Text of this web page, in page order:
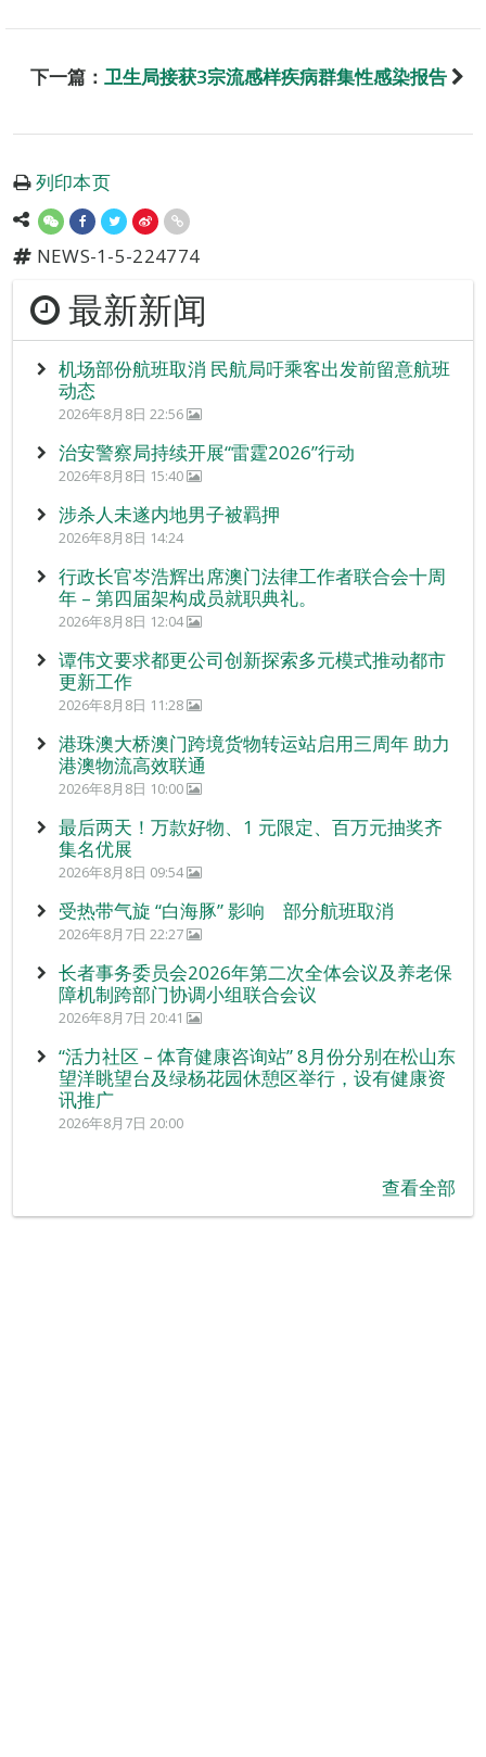
下一篇： 卫生局接获3宗流感样疾病群集性感染报告
列印本页
NEWS-1-5-224774
最新新闻
机场部份航班取消 民航局吁乘客出发前留意航班
动态
2026年8月8日 22:56
治安警察局持续开展“雷霆2026”行动
2026年8月8日 15:40
涉杀人未遂内地男子被羁押
2026年8月8日 14:24
行政长官岑浩辉出席澳门法律工作者联合会十周
年 – 第四届架构成员就职典礼。
2026年8月8日 12:04
谭伟文要求都更公司创新探索多元模式推动都市
更新工作
2026年8月8日 11:28
港珠澳大桥澳门跨境货物转运站启用三周年 助力
港澳物流高效联通
2026年8月8日 10:00
最后两天！万款好物、1 元限定、百万元抽奖齐
集名优展
2026年8月8日 09:54
受热带气旋 “白海豚” 影响 部分航班取消
2026年8月7日 22:27
长者事务委员会2026年第二次全体会议及养老保
障机制跨部门协调小组联合会议
2026年8月7日 20:41
“活力社区 – 体育健康咨询站” 8月份分别在松山东
望洋眺望台及绿杨花园休憩区举行，设有健康资
讯推广
2026年8月7日 20:00
查看全部